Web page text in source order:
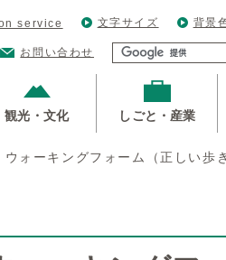
service 文字サイズ 背景
お問い合わせ
観光・文化 しごと・産業
ォーキングフォーム（正しい歩